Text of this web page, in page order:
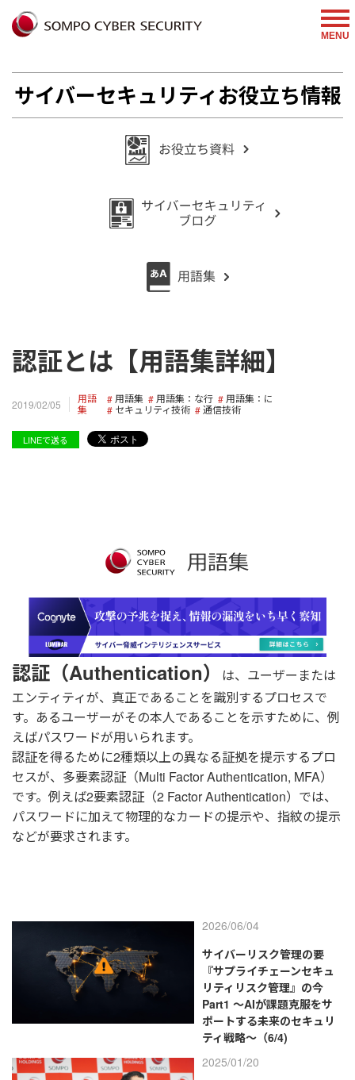
MENU
サイバーセキュリティお役立ち情報
認証とは【用語集詳細】
2019/02/05
用語
集
用語集 用語集：な行
用語集：に
セキュリティ技術
通信技術
LINEで送る
認証（Authentication）
は、ユーザーまたは
エンティティが、真正であることを識別するプロセスで
す。あるユーザーがその本人であることを示すために、例
えばパスワードが用いられます。
認証を得るために2種類以上の異なる証拠を提示するプロ
セスが、多要素認証（Multi Factor Authentication, MFA）
です。例えば2要素認証（2 Factor Authentication）では、
パスワードに加えて物理的なカードの提示や、指紋の提示
などが要求されます。
2026/06/04
サイバーリスク管理の要
『サプライチェーンセキュ
リティリスク管理』の今
Part1 ～AIが課題克服をサ
ポートする未来のセキュリ
ティ戦略～（6/4)
2025/01/20